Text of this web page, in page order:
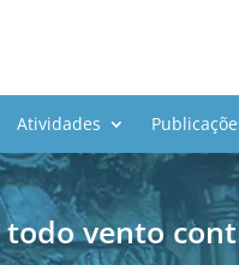
Atividades
vento